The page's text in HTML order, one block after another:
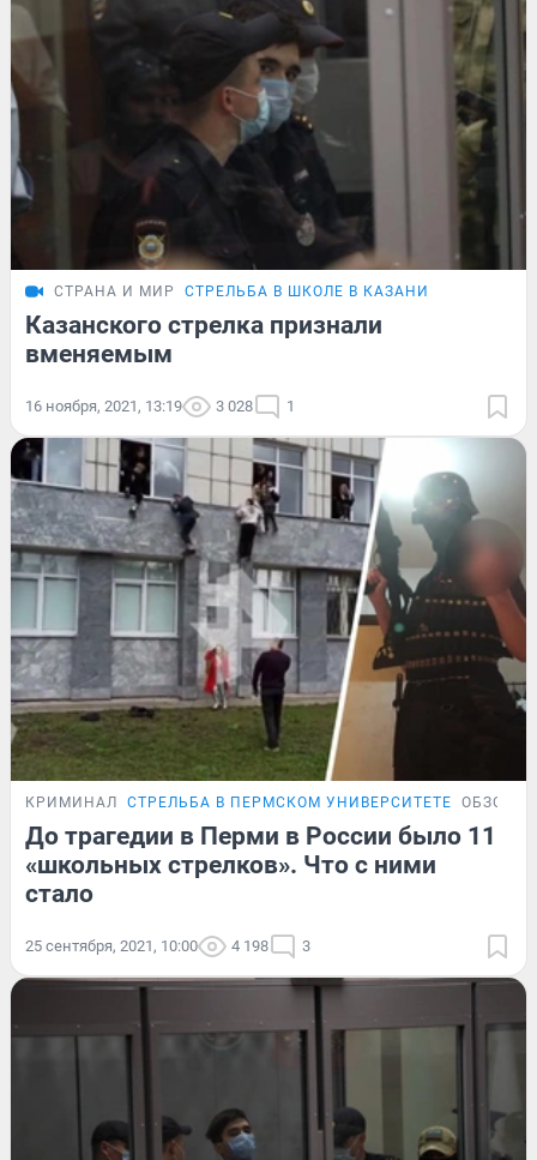
СТРАНА И МИР СТРЕЛЬБА В ШКОЛЕ В КАЗАНИ
Казанского стрелка признали
вменяемым
16 ноября, 2021, 13:19 3 028 1
КРИМИНАЛ СТРЕЛЬБА В ПЕРМСКОМ УНИВЕРСИТЕТЕ ОБЗОР
До трагедии в Перми в России было 11
«школьных стрелков». Что с ними
стало
25 сентября, 2021, 10:00 4 198 3